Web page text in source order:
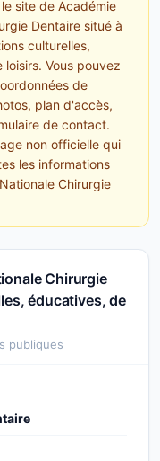
site de Académie
Dentaire situé à
culturelles,
Vous pouvez
de
plan d'accès,
de contact.
non officielle qui
les informations
Chirurgie
Chirurgie
éducatives, de
publiques